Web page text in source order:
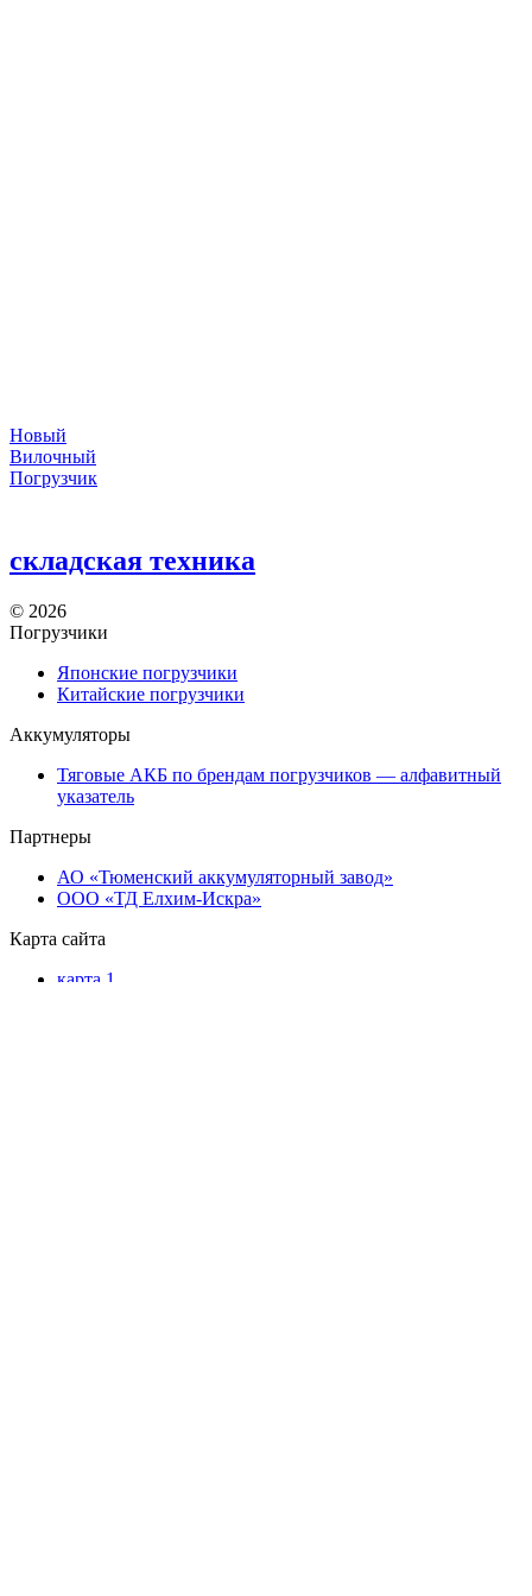
Новый
Вилочный
Погрузчик
складская техника
© 2026
Погрузчики
Японские погрузчики
Китайские погрузчики
Аккумуляторы
Тяговые АКБ по брендам погрузчиков — алфавитный
указатель
Партнеры
АО «Тюменский аккумуляторный завод»
ООО «ТД Елхим-Искра»
Карта сайта
карта 1